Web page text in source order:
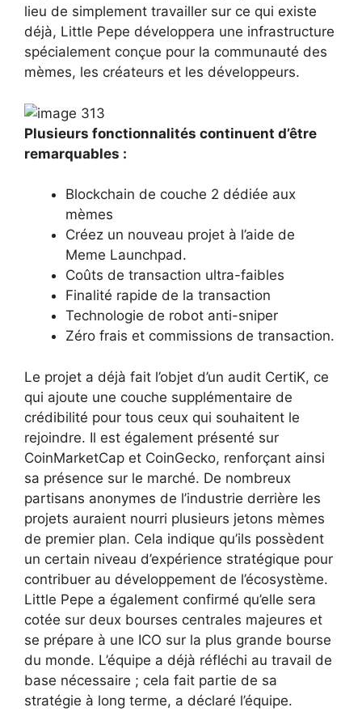
lieu de simplement travailler sur ce qui existe
déjà, Little Pepe développera une infrastructure
spécialement conçue pour la communauté des
mèmes, les créateurs et les développeurs.
Plusieurs fonctionnalités continuent d’être
remarquables :
Blockchain de couche 2 dédiée aux
mèmes
Créez un nouveau projet à l’aide de
Meme Launchpad.
Coûts de transaction ultra-faibles
Finalité rapide de la transaction
Technologie de robot anti-sniper
Zéro frais et commissions de transaction.
Le projet a déjà fait l’objet d’un audit CertiK, ce
qui ajoute une couche supplémentaire de
crédibilité pour tous ceux qui souhaitent le
rejoindre. Il est également présenté sur
CoinMarketCap et CoinGecko, renforçant ainsi
sa présence sur le marché. De nombreux
partisans anonymes de l’industrie derrière les
projets auraient nourri plusieurs jetons mèmes
de premier plan. Cela indique qu’ils possèdent
un certain niveau d’expérience stratégique pour
contribuer au développement de l’écosystème.
Little Pepe a également confirmé qu’elle sera
cotée sur deux bourses centrales majeures et
se prépare à une ICO sur la plus grande bourse
du monde. L’équipe a déjà réfléchi au travail de
base nécessaire ; cela fait partie de sa
stratégie à long terme, a déclaré l’équipe.